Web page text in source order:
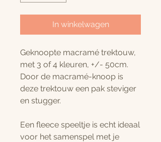
In winkelwagen
Geknoopte macramé trektouw,
met 3 of 4 kleuren, +/- 50cm.
Door de macramé-knoop is
deze trektouw een pak steviger
en stugger.
Een fleece speeltje is echt ideaal
voor het samenspel met je